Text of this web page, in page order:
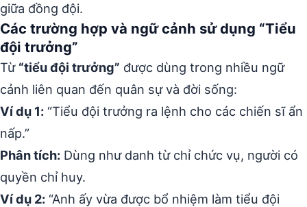
giữa đồng đội.
Các trường hợp và ngữ cảnh sử dụng “Tiểu
đội trưởng”
Từ “tiểu đội trưởng” được dùng trong nhiều ngữ
cảnh liên quan đến quân sự và đời sống:
Ví dụ 1: “Tiểu đội trưởng ra lệnh cho các chiến sĩ ẩn
nấp.”
Phân tích: Dùng như danh từ chỉ chức vụ, người có
quyền chỉ huy.
Ví dụ 2: “Anh ấy vừa được bổ nhiệm làm tiểu đội